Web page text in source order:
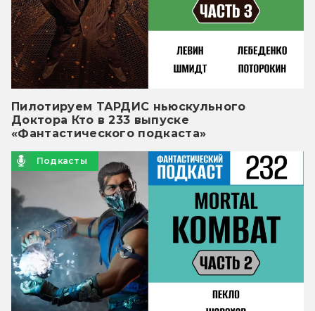
Пилотируем ТАРДИС ньюскульного
Доктора Кто в 233 выпуске
«Фантастического подкаста»
Подкасты